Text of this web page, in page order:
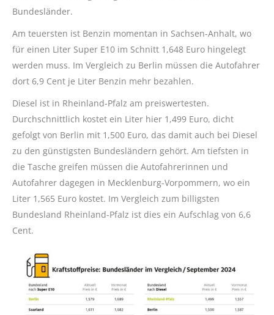
Bundesländer.
Am teuersten ist Benzin momentan in Sachsen-Anhalt, wo
für einen Liter Super E10 im Schnitt 1,648 Euro hingelegt
werden muss. Im Vergleich zu Berlin müssen die Autofahrer
dort 6,9 Cent je Liter Benzin mehr bezahlen.
Diesel ist in Rheinland-Pfalz am preiswertesten.
Durchschnittlich kostet ein Liter hier 1,499 Euro, dicht
gefolgt von Berlin mit 1,500 Euro, das damit auch bei Diesel
zu den günstigsten Bundesländern gehört. Am tiefsten in
die Tasche greifen müssen die Autofahrerinnen und
Autofahrer dagegen in Mecklenburg-Vorpommern, wo ein
Liter 1,565 Euro kostet. Im Vergleich zum billigsten
Bundesland Rheinland-Pfalz ist dies ein Aufschlag von 6,6
Cent.